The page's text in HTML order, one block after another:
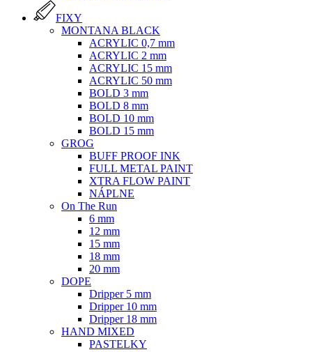
FIXY
MONTANA BLACK
ACRYLIC 0,7 mm
ACRYLIC 2 mm
ACRYLIC 15 mm
ACRYLIC 50 mm
BOLD 3 mm
BOLD 8 mm
BOLD 10 mm
BOLD 15 mm
GROG
BUFF PROOF INK
FULL METAL PAINT
XTRA FLOW PAINT
NÁPLNE
On The Run
6 mm
12 mm
15 mm
18 mm
20 mm
DOPE
Dripper 5 mm
Dripper 10 mm
Dripper 18 mm
HAND MIXED
PASTELKY